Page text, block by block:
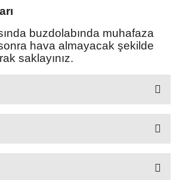
buzdolabında muhafaza
hava almayacak şekilde
saklayınız.